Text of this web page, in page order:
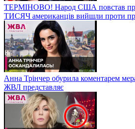
ТЕРМІНОВО! Народ США повстав
ТИСЯЧ американців вийшли проти
Анна Трінчер обурила коментарем
ЖВЛ представляє